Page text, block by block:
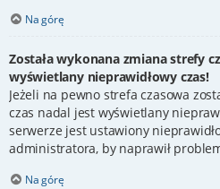
Na górę
Została wykonana zmiana strefy
wyświetlany nieprawidłowy czas!
Jeżeli na pewno strefa czasowa
czas nadal jest wyświetlany
serwerze jest ustawiony
administratora, by naprawił
Na górę